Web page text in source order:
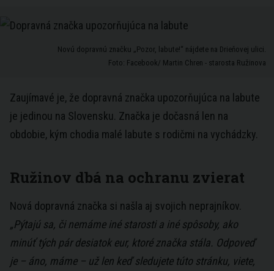
Novú dopravnú značku „Pozor, labute!“ nájdete na Drieňovej ulici.
Foto: Facebook/ Martin Chren - starosta Ružinova
Zaujímavé je, že dopravná značka upozorňujúca na labute
je jedinou na Slovensku. Značka je dočasná len na
obdobie, kým chodia malé labute s rodičmi na vychádzky.
Ružinov dbá na ochranu zvierat
Nová dopravná značka si našla aj svojich neprajníkov.
„Pýtajú sa, či nemáme iné starosti a iné spôsoby, ako
minúť tých pár desiatok eur, ktoré značka stála. Odpoveď
je – áno, máme – už len keď sledujete túto stránku, viete,